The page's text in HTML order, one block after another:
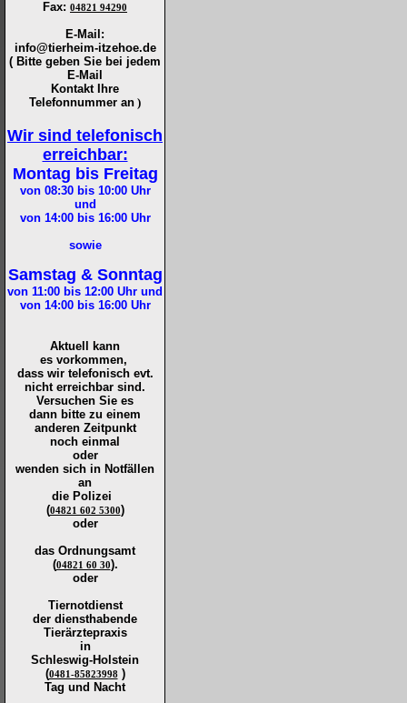
Fax: 04821 94290
E-Mail:
info@tierheim-itzehoe.de
( Bitte geben Sie bei jedem
E-Mail
Kontakt Ihre
Telefonnummer an )
Wir sind telefonisch
erreichbar:
Montag bis Freitag
von 08:30 bis 10:00Uhr
und
von 14:00 bis 16:00Uhr
sowie
Samstag & Sonntag
von 11:00 bis 12:00 Uhr und
von 14:00 bis 16:00Uhr
Aktuell kann
es vorkommen,
dass wir telefonisch evt.
nicht erreichbar sind.
Versuchen Sie es
dann bitte zu einem
anderen Zeitpunkt
noch einmal
oder
wenden sich in Notfällen
an
die Polizei
(04821 602 5300)
oder
das Ordnungsamt
(04821 60 30).
oder
Tiernotdienst
der diensthabende
Tierärztepraxis
in
Schleswig-Holstein
(0481-85823998 )
Tag und Nacht